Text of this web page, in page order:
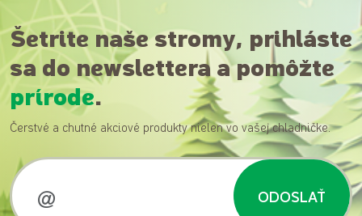
Šetrite naše stromy, prihláste
sa do newslettera a pomôžte
prírode.
Čerstvé a chutné akciové produkty nielen vo vašej chladničke.
ODOSLAŤ